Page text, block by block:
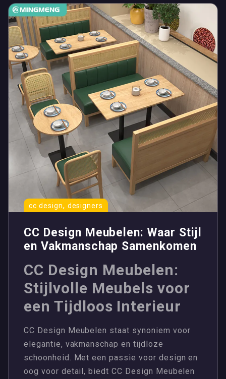
cc design, designers
CC Design Meubelen: Waar Stijl
en Vakmanschap Samenkomen
CC Design Meubelen:
Stijlvolle Meubels voor
een Tijdloos Interieur
CC Design Meubelen staat synoniem voor
elegantie, vakmanschap en tijdloze
schoonheid. Met een passie voor design en
oog voor detail, biedt CC Design Meubelen